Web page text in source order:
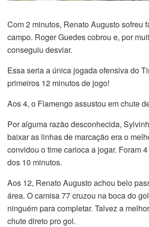
Com 2 minutos, Renato Augusto sofreu
campo. Roger Guedes cobrou e, por
conseguiu desviar.
Essa seria a única jogada ofensiva do
primeiros 12 minutos de jogo!
Aos 4, o Flamengo assustou em chute
Por alguma razão desconhecida,
baixar as linhas de marcação era o
convidou o time carioca a jogar. Foram
dos 10 minutos.
Aos 12, Renato Augusto achou belo
área. O camisa 77 cruzou na boca do
ninguém para completar. Talvez a
chute direto pro gol.